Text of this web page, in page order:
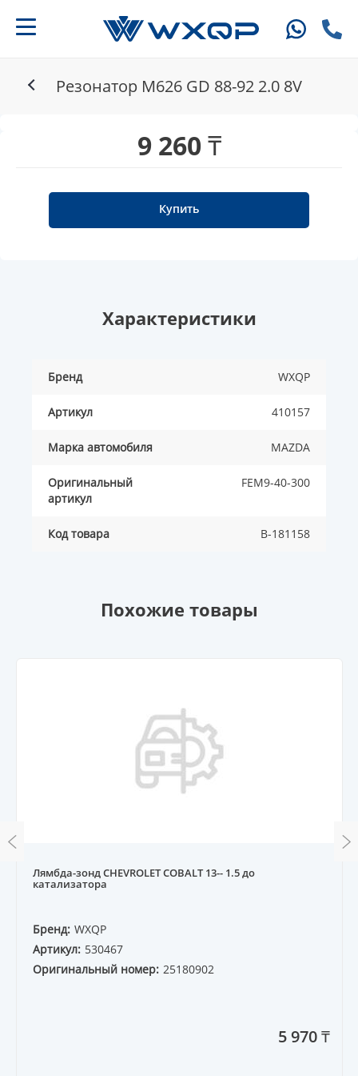
Резонатор M626 GD 88-92 2.0 8V
9 260 ₸
Купить
Характеристики
Бренд WXQP
Артикул 410157
Марка автомобиля MAZDA
Оригинальный
артикул
FEM9-40-300
Код товара B-181158
Похожие товары
Лямбда-зонд CHEVROLET COBALT 13-- 1.5 до
катализатора
Бренд: WXQP
Артикул: 530467
Оригинальный номер: 25180902
5 970 ₸